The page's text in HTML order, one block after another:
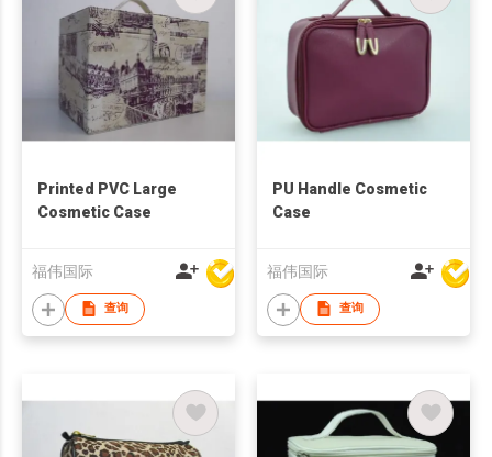
Printed PVC Large
Cosmetic Case
福伟国际
查询
PU Handle Cosmetic
Case
福伟国际
查询